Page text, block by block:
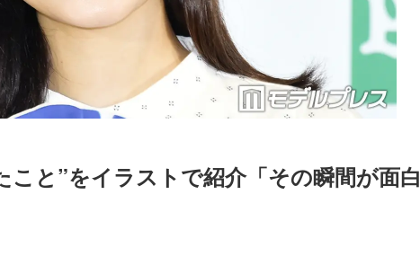
こと”をイラストで紹介「その瞬間が面白